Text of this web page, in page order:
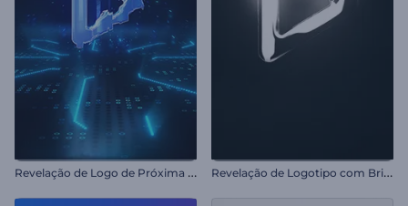
R
evelação de Logo de Próxima Geração R
evelação de Logotipo com Brilho Cinematográfico